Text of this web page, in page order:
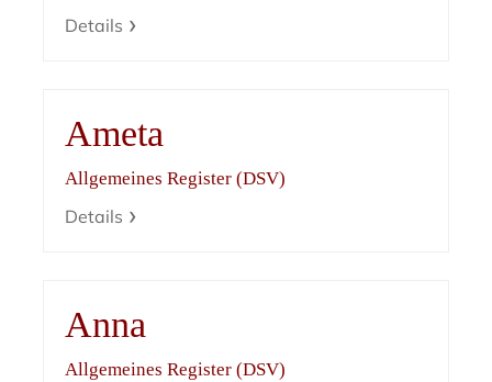
Details
Ameta
Allgemeines Register (DSV)
Details
Anna
Allgemeines Register (DSV)